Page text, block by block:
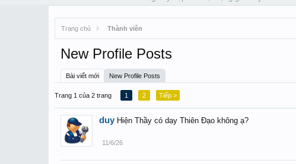
Trang chủ Thành viên
New Profile Posts
Bài viết mới New Profile Posts
Trang 1 của 2 trang 1 2 Tiếp >
duy Hiện Thầy có dạy Thiên Đạo không ạ?
11/6/26